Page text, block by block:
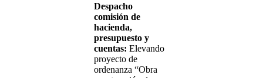
Despacho
comisión de
hacienda,
presupuesto y
cuentas: Elevando
proyecto de
ordenanza “Obra